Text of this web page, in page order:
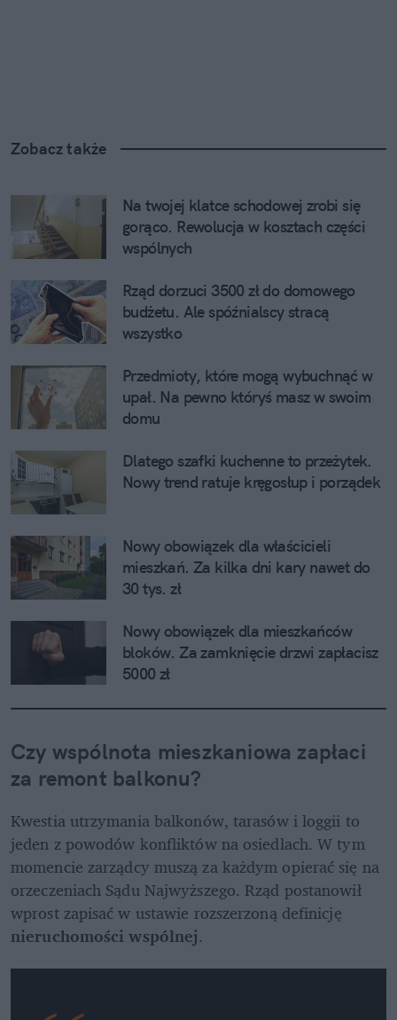
Zobacz także
Na twojej klatce schodowej zrobi się
gorąco. Rewolucja w kosztach części
wspólnych
Rząd dorzuci 3500 zł do domowego
budżetu. Ale spóźnialscy stracą
wszystko
Przedmioty, które mogą wybuchnąć w
upał. Na pewno któryś masz w swoim
domu
Dlatego szafki kuchenne to przeżytek.
Nowy trend ratuje kręgosłup i porządek
Nowy obowiązek dla właścicieli
mieszkań. Za kilka dni kary nawet do
30 tys. zł
Nowy obowiązek dla mieszkańców
bloków. Za zamknięcie drzwi zapłacisz
5000 zł
Czy wspólnota mieszkaniowa zapłaci
za remont balkonu?
Kwestia utrzymania balkonów, tarasów i loggii to
jeden z powodów konfliktów na osiedlach. W tym
momencie zarządcy muszą za każdym opierać się na
orzeczeniach Sądu Najwyższego. Rząd postanowił
nieruchomości wspólnej.